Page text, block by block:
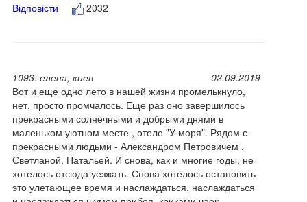
Відповісти
2032
1093. елена, киев
02.09.2019
Вот и еще одно лето в нашей жизни промелькнуло,
нет, просто промчалось. Еще раз оно завершилось
прекрасными солнечными и добрыми днями в
маленьком уютном месте , отеле "У моря". Рядом с
прекрасными людьми - Александром Петровичем ,
Светланой, Натальей. И снова, как и многие годы, не
хотелось отсюда уезжать. Снова хотелось остановить
это улетающее время и наслаждаться, наслаждаться